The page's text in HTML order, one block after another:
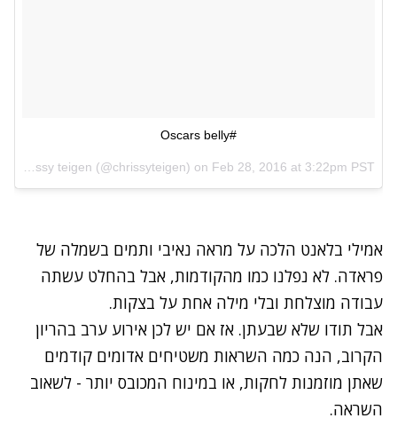
#Oscars belly
Feb 28, 2016 at 3:22pm PST
אמילי בלאנט הלכה על מראה נאיבי ותמים בשמלה של
פראדה. לא נפלנו כמו מהקודמות, אבל בהחלט עשתה
עבודה מוצלחת ובלי מילה אחת על בצקות.
אבל תודו שלא שבעתן. אז אם יש לכן אירוע ערב בהריון
הקרוב, הנה כמה השראות משטיחים אדומים קודמים
שאתן מוזמנות לחקות, או במינוח המכובס יותר - לשאוב
השראה.